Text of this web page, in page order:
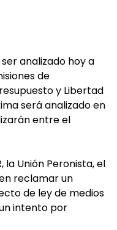
analizado hoy a
de
y Libertad
será analizado en
entre el
la Unión Peronista, el
reclamar un
de ley de medios
intento por